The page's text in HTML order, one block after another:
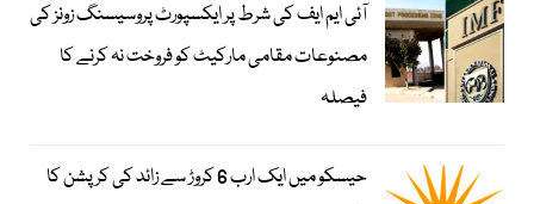
آئی ایم ایف کی شرط پر ایکسپورٹ پروسیسنگ زونز کی
مصنوعات مقامی مارکیٹ کو فروخت نہ کرنے کا
فیصلہ
حیسکو میں ایک ارب 6 کروڑ سے زائد کی کرپشن کا